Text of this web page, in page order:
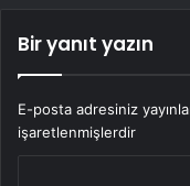
Bir yanıt yazın
E-posta adresiniz
işaretlenmişlerdir